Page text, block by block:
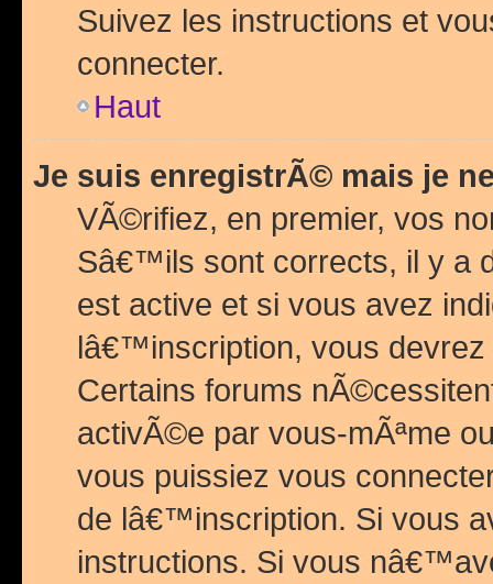
Suivez les instructions et
connecter.
Haut
Je suis enregistrÃ© mais je
VÃ©rifiez, en premier, vos
Sâ€™ils sont corrects, il y a
est active et si vous avez
lâ€™inscription, vous
Certains forums
activÃ©e par vous-mÃªme
vous puissiez vous
de lâ€™inscription. Si vous
instructions. Si vous